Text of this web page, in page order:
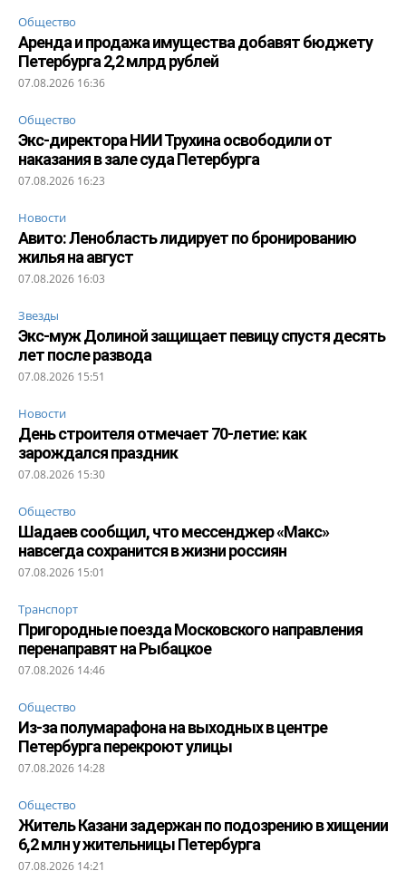
Общество
Аренда и продажа имущества добавят бюджету
Петербурга 2,2 млрд рублей
07.08.2026 16:36
Общество
Экс-директора НИИ Трухина освободили от
наказания в зале суда Петербурга
07.08.2026 16:23
Новости
Авито: Ленобласть лидирует по бронированию
жилья на август
07.08.2026 16:03
Звезды
Экс-муж Долиной защищает певицу спустя десять
лет после развода
07.08.2026 15:51
Новости
День строителя отмечает 70-летие: как
зарождался праздник
07.08.2026 15:30
Общество
Шадаев сообщил, что мессенджер «Макс»
навсегда сохранится в жизни россиян
07.08.2026 15:01
Транспорт
Пригородные поезда Московского направления
перенаправят на Рыбацкое
07.08.2026 14:46
Общество
Из-за полумарафона на выходных в центре
Петербурга перекроют улицы
07.08.2026 14:28
Общество
Житель Казани задержан по подозрению в хищении
6,2 млн у жительницы Петербурга
07.08.2026 14:21